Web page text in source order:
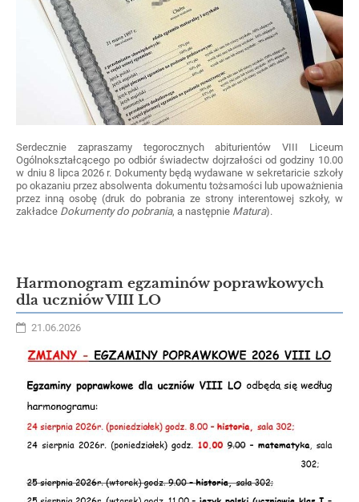
Serdecznie zapraszamy tegorocznych abiturientów VIII Liceum
Ogólnokształcącego po odbiór świadectw dojrzałości od godziny 10.00
w dniu 8 lipca 2026 r. Dokumenty będą wydawane w sekretaricie szkoły
po okazaniu przez absolwenta dokumentu tożsamości lub upoważnienia
przez inną osobę (druk do pobrania ze strony interentowej szkoły, w
zakładce Dokumenty do pobrania, a następnie Matura).
Harmonogram egzaminów poprawkowych
dla uczniów VIII LO
21.06.2026